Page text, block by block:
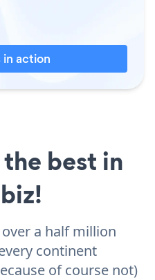
in action
best in
over a half million
continent
of course not)